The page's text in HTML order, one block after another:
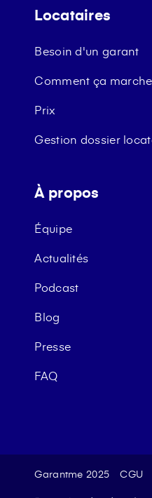
Locataires
Besoin d'un garant
Comment ça
Prix
Gestion dossier
À propos
Équipe
Actualités
Podcast
Blog
Presse
FAQ
Garantme 2025 CGU